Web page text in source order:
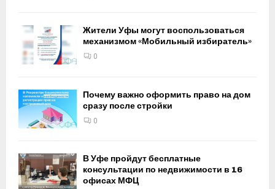
Жители Уфы могут воспользоваться
механизмом «Мобильный избиратель»
0
Почему важно оформить право на дом
сразу после стройки
0
В Уфе пройдут бесплатные
консультации по недвижимости в 16
офисах МФЦ